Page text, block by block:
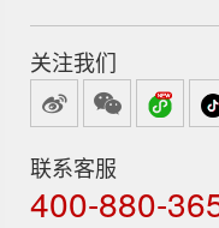
关注我们
联系客服
400-880-